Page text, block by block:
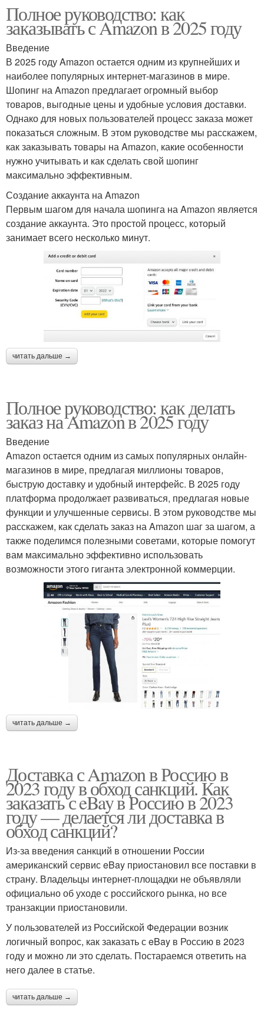
Полное руководство: как
заказывать с Amazon в 2025 году
Введение
В 2025 году Amazon остается одним из крупнейших и
наиболее популярных интернет-магазинов в мире.
Шопинг на Amazon предлагает огромный выбор
товаров, выгодные цены и удобные условия доставки.
Однако для новых пользователей процесс заказа может
показаться сложным. В этом руководстве мы расскажем,
как заказывать товары на Amazon, какие особенности
нужно учитывать и как сделать свой шопинг
максимально эффективным.
Создание аккаунта на Amazon
Первым шагом для начала шопинга на Amazon является
создание аккаунта. Это простой процесс, который
занимает всего несколько минут.
читать дальше →
Полное руководство: как делать
заказ на Amazon в 2025 году
Введение
Amazon остается одним из самых популярных онлайн-
магазинов в мире, предлагая миллионы товаров,
быструю доставку и удобный интерфейс. В 2025 году
платформа продолжает развиваться, предлагая новые
функции и улучшенные сервисы. В этом руководстве мы
расскажем, как сделать заказ на Amazon шаг за шагом, а
также поделимся полезными советами, которые помогут
вам максимально эффективно использовать
возможности этого гиганта электронной коммерции.
читать дальше →
Доставка с Amazon в Россию в
2023 году в обход санкций. Как
заказать с eBay в Россию в 2023
году — делается ли доставка в
обход санкций?
Из-за введения санкций в отношении России
американский сервис eBay приостановил все поставки в
страну. Владельцы интернет-площадки не объявляли
официально об уходе с российского рынка, но все
транзакции приостановили.
У пользователей из Российской Федерации возник
логичный вопрос, как заказать с eBay в Россию в 2023
году и можно ли это сделать. Постараемся ответить на
него далее в статье.
читать дальше →